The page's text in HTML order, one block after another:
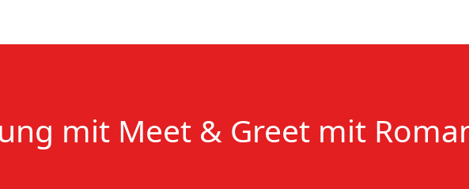
mit Meet & Greet mit